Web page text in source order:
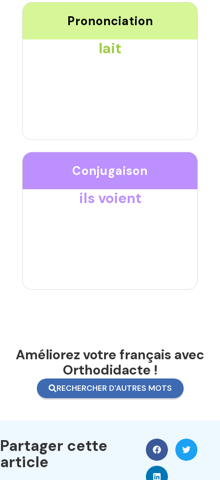
Prononciation
lait
Conjugaison
ils voient
Améliorez votre français avec
Orthodidacte !
RECHERCHER D'AUTRES MOTS
Partager cette
article